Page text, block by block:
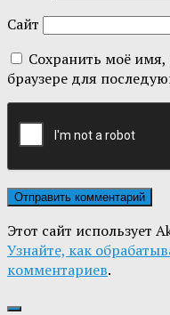
Сайт
Сохранить моё имя,
браузере для
Этот сайт использует
Узнайте, как
комментариев.